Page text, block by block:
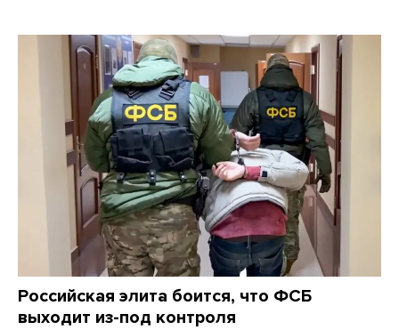
Российская элита боится, что ФСБ
выходит из-под контроля